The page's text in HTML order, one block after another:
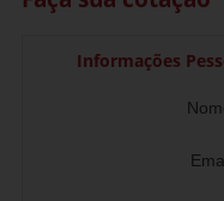
Informações